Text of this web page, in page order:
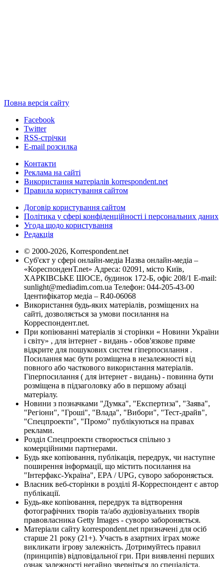
Повна версія сайту
Facebook
Twitter
RSS-стрічки
E-mail розсилка
Контакти
Реклама на сайті
Використання матеріалів korrespondent.net
Правила користування сайтом
Договір користування сайтом
Політика у сфері конфіденційності і персональних даних
Угода щодо користування
Редакція
© 2000-2026, Korrespondent.net
Суб'єкт у сфері онлайн-медіа Назва онлайн-медіа –
«КореспонденТ.net» Адреса: 02091, місто Київ,
ХАРКІВСЬКЕ ШОСЕ, будинок 172-Б, офіс 208/1 E-mail:
sunlight@mediadim.com.ua Телефон: 044-205-43-00
Ідентифікатор медіа – R40-06068
Використання будь-яких матеріалів, розміщених на
сайті, дозволяється за умови посилання на
Корреспондент.net.
При копіюванні матеріалів зі сторінки « Новини України
і світу» , для інтернет - видань - обов'язкове пряме
відкрите для пошукових систем гіперпосилання .
Посилання має бути розміщена в незалежності від
повного або часткового використання матеріалів.
Гіперпосилання ( для інтернет - видань) - повинна бути
розміщена в підзаголовку або в першому абзаці
матеріалу.
Новини з позначками "Думка", "Експертиза", "Заява",
"Регіони", "Гроші", "Влада", "Вибори", "Тест-драйв",
"Спецпроекти", "Промо" публікуються на правах
реклами.
Розділ Спецпроекти створюється спільно з
комерційними партнерами.
Будь яке копіювання, публікація, передрук, чи наступне
поширення інформації, що містить посилання на
"Інтерфакс-Україна", EPA / UPG, суворо забороняється.
Власник веб-сторінки в розділі Я-Корреспондент є автор
публікації.
Будь-яке копіювання, передрук та відтворення
фотографічних творів та/або аудіовізуальних творів
правовласника Getty Images - суворо забороняється.
Матеріали сайту korrespondent.net призначені для осіб
старше 21 року (21+). Участь в азартних іграх може
викликати ігрову залежність. Дотримуйтесь правил
(принципів) відповідальної гри. При виявленні перших
ознак залежності негайно зверніться до спеціаліста.